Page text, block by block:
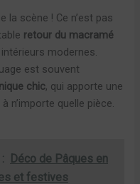
la scène ! Ce n’est pas
retour du macramé
modernes.
est souvent
chic, qui apporte une
n’importe quelle pièce.
Déco de Pâques en
et festives